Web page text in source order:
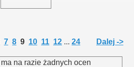
7 8 9 10 11 12 ... 24 Dalej ->
na razie żadnych ocen